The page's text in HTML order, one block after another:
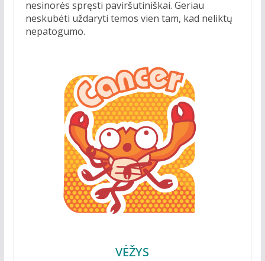
nesinorės spręsti paviršutiniškai. Geriau
neskubėti uždaryti temos vien tam, kad neliktų
nepatogumo.
VĖŽYS